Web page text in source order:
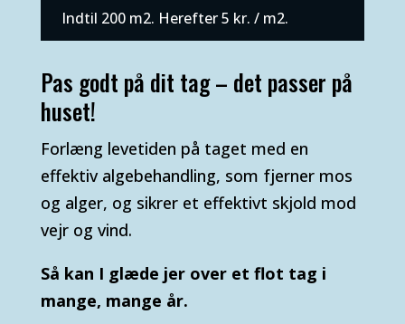
Indtil 200 m2. Herefter 5 kr. / m2.
Pas godt på dit tag – det passer på
huset!
Forlæng levetiden på taget med en
effektiv algebehandling, som fjerner mos
og alger, og sikrer et effektivt skjold mod
vejr og vind.
Så kan I glæde jer over et flot tag i
mange, mange år.